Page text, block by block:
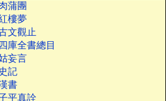
蒲團
樓夢
文觀止
庫全書總目
妄言
記
書
平真詮